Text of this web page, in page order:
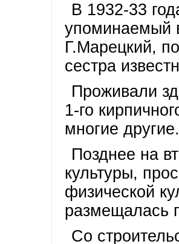
В 1932-33
упоминаемый
Г.Марецкий,
сестра
Проживали
1-го
многие другие.
Позднее на
культуры,
физической
размещалась
Со